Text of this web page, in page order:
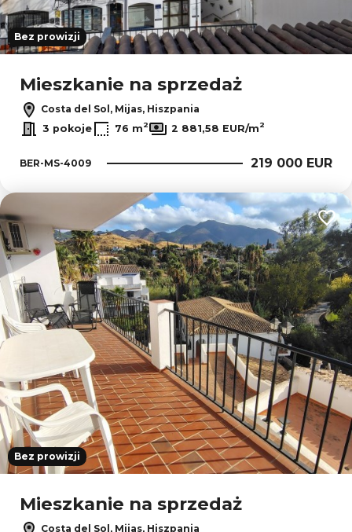
Bez prowizji
Mieszkanie na sprzedaż
Costa del Sol, Mijas, Hiszpania
3 pokoje
76 m2 2 881,58 EUR/m2
BER-MS-4009 219 000 EUR
Bez prowizji
Mieszkanie na sprzedaż
Costa del Sol, Mijas, Hiszpania